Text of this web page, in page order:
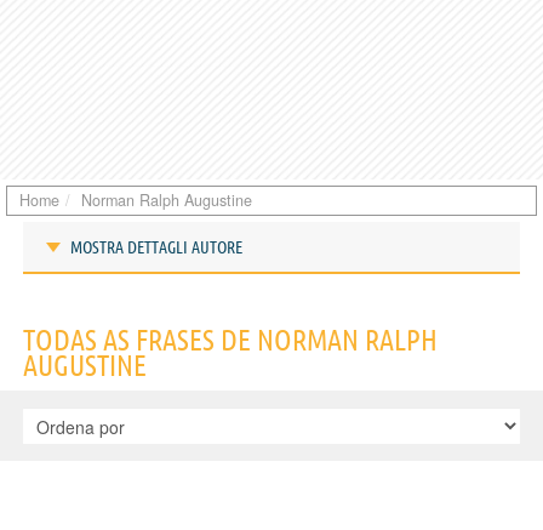
Home Norman Ralph Augustine
MOSTRA DETTAGLI AUTORE
TODAS AS FRASES DE NORMAN RALPH
AUGUSTINE